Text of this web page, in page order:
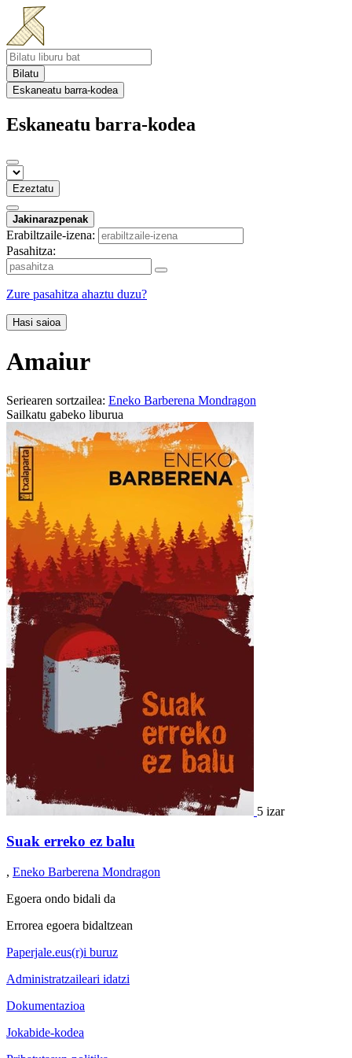
Bilatu
Eskaneatu barra-kodea
Eskaneatu barra-kodea
Ezeztatu
Jakinarazpenak
Erabiltzaile-izena:
Pasahitza:
Zure pasahitza ahaztu duzu?
Hasi saioa
Amaiur
Seriearen sortzailea: Eneko Barberena Mondragon
Sailkatu gabeko liburua
5 izar
Suak erreko ez balu
, Eneko Barberena Mondragon
Egoera ondo bidali da
Errorea egoera bidaltzean
Paperjale.eus(r)i buruz
Administratzaileari idatzi
Dokumentazioa
Jokabide-kodea